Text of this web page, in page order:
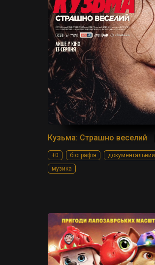
Кузьма: Страшно веселий
+0 біографія
документальний
музика